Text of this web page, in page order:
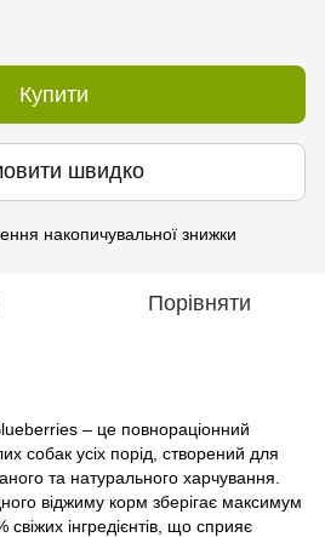
Купити
швидко
накопичувальної знижки
Порівняти
– це повнораціонний
собак усіх порід, створений для
та натурального харчування.
віджиму корм зберігає максимум
свіжих інгредієнтів, що сприяє